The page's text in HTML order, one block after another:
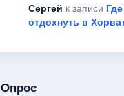
Сергей к записи
отдохнуть в
Опрос